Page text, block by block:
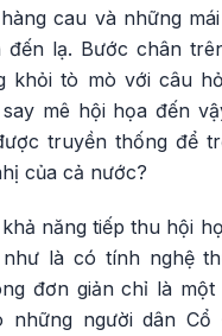
cau và những
đến lạ. Bước chân
khỏi tò mò với câu
mê hội họa đến
truyền thống để
của cả nước?
năng tiếp thu hội
là có tính nghệ
đơn giản chỉ là một
những người dân